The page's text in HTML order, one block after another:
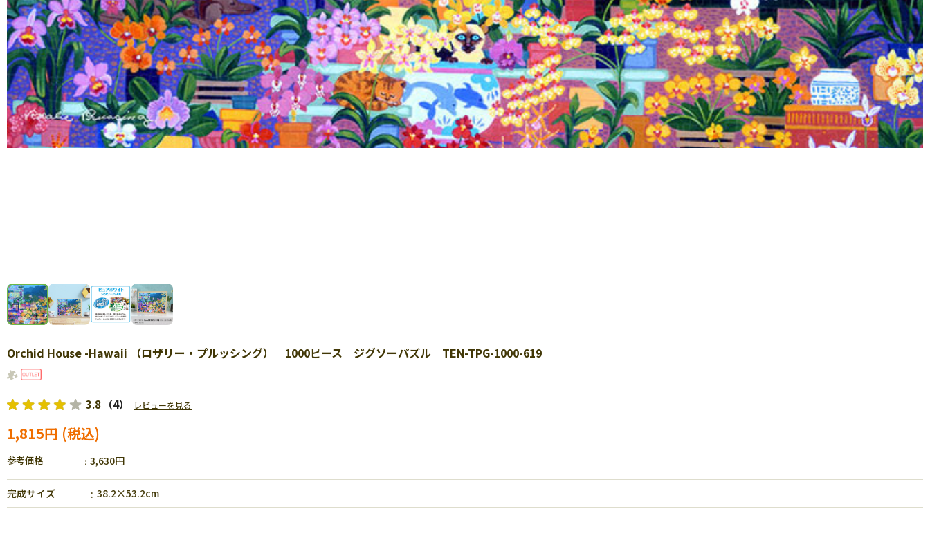
Orchid House -Hawaii （ロザリー・プルッシング） 1000ピース ジグソーパズル TEN-TPG-1000-619
3.8 （4） レビューを見る
1,815円
参考価格 3,630円
完成サイズ 38.2×53.2cm